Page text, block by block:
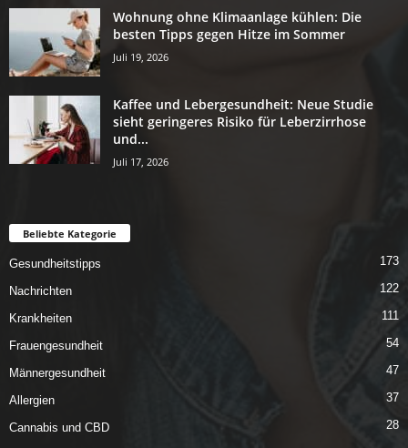
Wohnung ohne Klimaanlage kühlen: Die
besten Tipps gegen Hitze im Sommer
Juli 19, 2026
Kaffee und Lebergesundheit: Neue Studie
sieht geringeres Risiko für Leberzirrhose
und...
Juli 17, 2026
Beliebte Kategorie
Gesundheitstipps 173
Nachrichten 122
Krankheiten 111
Frauengesundheit 54
Männergesundheit 47
Allergien 37
Cannabis und CBD 28